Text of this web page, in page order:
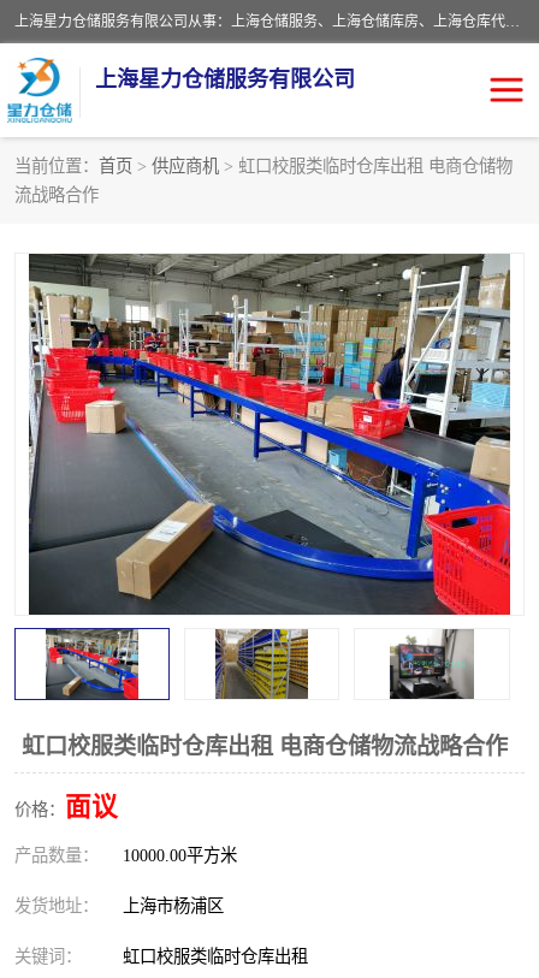
上海星力仓储服务有限公司从事：上海仓储服务、上海仓储库房、上海仓库代运营、上海仓库对外出租、上海仓库外包、上海三方仓储、上海电商仓储代发、上海电商代发货仓库、上海托管仓库、上海仓储配送。上海星力仓储服务有限公司现在拥有100个分仓、10万余平方的标准库房，精炼员工几百名，与几千家客户合作，公司已跻身上海仓储行业前列。欢迎来电咨询！
上海星力仓储服务有限公司
当前位置： 首页 > 供应商机 > 虹口校服类临时仓库出租 电商仓储物
流战略合作
虹口校服类临时仓库出租 电商仓储物流战略合作
价格： 面议
产品数量： 10000.00平方米
发货地址： 上海市杨浦区
关键词： 虹口校服类临时仓库出租
上海仓库对外出租
上海仓储配送 上海仓库外包
上海仓库代运营 上海托管仓库
上海第三方仓储 上海仓储服务
仓储 上海电商代发货仓库